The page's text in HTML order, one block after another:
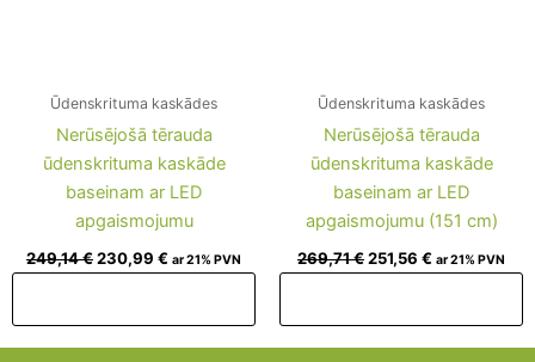
Ūdenskrituma kaskādes
Nerūsējošā tērauda
ūdenskrituma kaskāde
baseinam ar LED
apgaismojumu
249,14€230,99 € ar 21% PVN
Ūdenskrituma kaskādes
Nerūsējošā tērauda
ūdenskrituma kaskāde
baseinam ar LED
apgaismojumu (151 cm)
269,71€251,56 € ar 21% PVN